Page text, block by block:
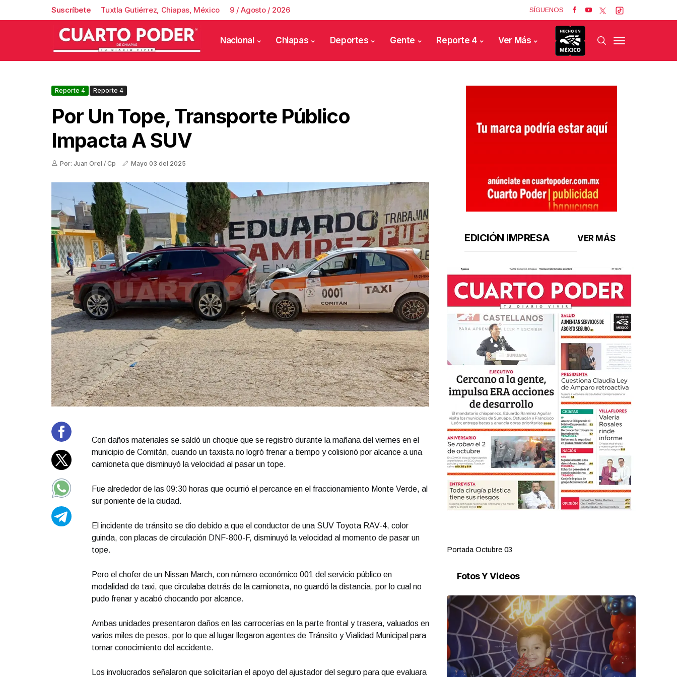
Suscríbete Tuxtla Gutiérrez, Chiapas, México 9 / Agosto / 2026 SÍGUENOS
Nacional Chiapas Deportes Gente Reporte 4 Ver Más
Reporte 4 Reporte 4
Por Un Tope, Transporte Público
Impacta A SUV
Por: Juan Orel / Cp Mayo 03 del 2025
Con daños materiales se saldó un choque que se registró durante la mañana del viernes en el
municipio de Comitán, cuando un taxista no logró frenar a tiempo y colisionó por alcance a una
camioneta que disminuyó la velocidad al pasar un tope.
Fue alrededor de las 09:30 horas que ocurrió el percance en el fraccionamiento Monte Verde, al
sur poniente de la ciudad.
El incidente de tránsito se dio debido a que el conductor de una SUV Toyota RAV-4, color
guinda, con placas de circulación DNF-800-F, disminuyó la velocidad al momento de pasar un
tope.
Pero el chofer de un Nissan March, con número económico 001 del servicio público en
modalidad de taxi, que circulaba detrás de la camioneta, no guardó la distancia, por lo cual no
pudo frenar y acabó chocando por alcance.
Ambas unidades presentaron daños en las carrocerías en la parte frontal y trasera, valuados en
varios miles de pesos, por lo que al lugar llegaron agentes de Tránsito y Vialidad Municipal para
tomar conocimiento del accidente.
Los involucrados señalaron que solicitarían el apoyo del ajustador del seguro para que evaluara
EDICIÓN IMPRESA VER MÁS
Portada Octubre 03
Fotos Y Videos